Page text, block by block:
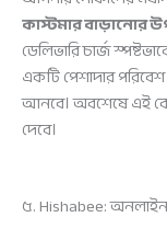
কাস্টমার বাড়ানোর
ডেলিভারি চার্জ
একটি পেশাদার
আনবে। অবশেষে এই
দেবে।
৫. Hishabee: অনলাইন